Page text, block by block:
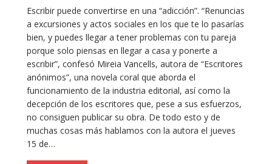
Escribir puede convertirse en una “adicción”. “Renuncias
a excursiones y actos sociales en los que te lo pasarías
bien, y puedes llegar a tener problemas con tu pareja
porque solo piensas en llegar a casa y ponerte a
escribir”, confesó Mireia Vancells, autora de “Escritores
anónimos”, una novela coral que aborda el
funcionamiento de la industria editorial, así como la
decepción de los escritores que, pese a sus esfuerzos,
no consiguen publicar su obra. De todo esto y de
muchas cosas más hablamos con la autora el jueves
15 de…